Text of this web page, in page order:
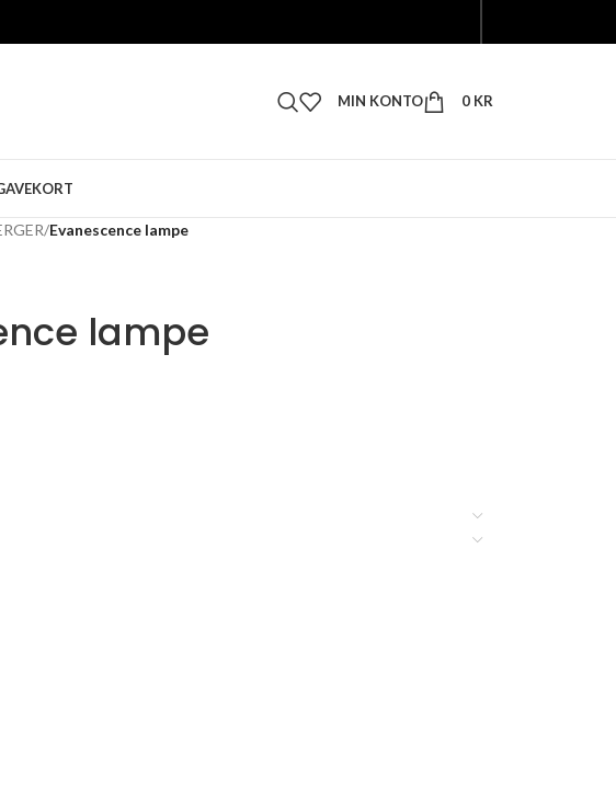
MIN KONTO 0 KR
/Evanescence lampe
lampe